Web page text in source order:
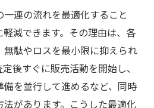
連の流れを最適化すること
減できます。その理由は、各
駄やロスを最小限に抑えられ
後すぐに販売活動を開始し、
を並行して進めるなど、同時
があります。こうした最適化